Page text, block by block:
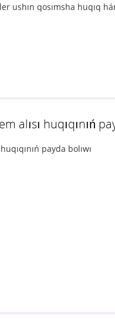
ushın qosımsha huqıq
alısı huqıqınıń
payda bolıwı